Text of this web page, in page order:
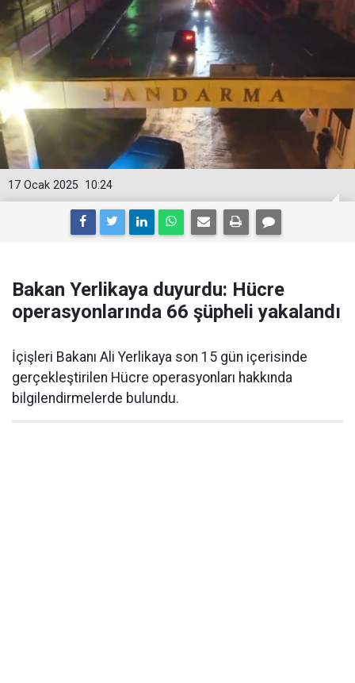
10:24
17 Ocak 2025
Bakan Yerlikaya duyurdu: Hücre
operasyonlarında 66 şüpheli yakalandı
İçişleri Bakanı Ali Yerlikaya son 15 gün içerisinde
gerçekleştirilen Hücre operasyonları hakkında
bilgilendirmelerde bulundu.